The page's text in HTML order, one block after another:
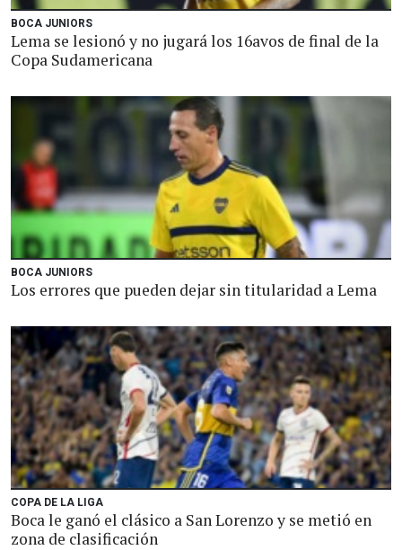
BOCA JUNIORS
Lema se lesionó y no jugará los 16avos de final de la
Copa Sudamericana
BOCA JUNIORS
Los errores que pueden dejar sin titularidad a Lema
COPA DE LA LIGA
Boca le ganó el clásico a San Lorenzo y se metió en
zona de clasificación